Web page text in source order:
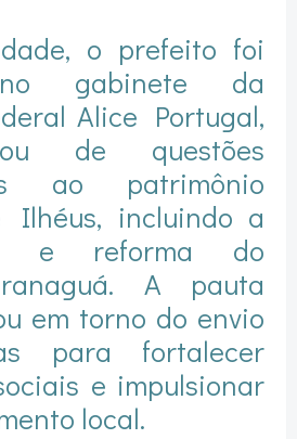
o prefeito foi
gabinete da
Alice Portugal,
de questões
ao patrimônio
Ilhéus, incluindo a
e reforma do
A pauta
em torno do envio
para fortalecer
e impulsionar
local.